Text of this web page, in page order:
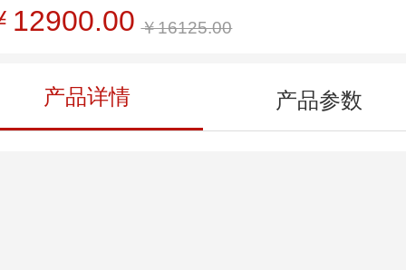
12900.00 ￥16125.00
产品详情 产品参数